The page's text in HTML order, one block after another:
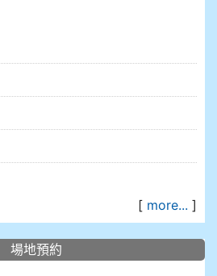
[ more... ]
場地預約